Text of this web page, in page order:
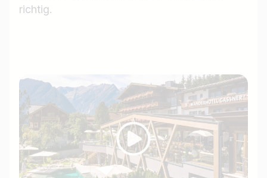
richtig.